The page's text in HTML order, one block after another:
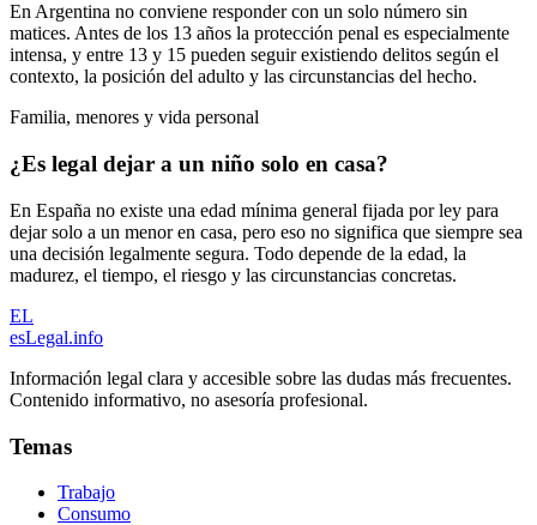
En Argentina no conviene responder con un solo número sin
matices. Antes de los 13 años la protección penal es especialmente
intensa, y entre 13 y 15 pueden seguir existiendo delitos según el
contexto, la posición del adulto y las circunstancias del hecho.
Familia, menores y vida personal
¿Es legal dejar a un niño solo en casa?
En España no existe una edad mínima general fijada por ley para
dejar solo a un menor en casa, pero eso no significa que siempre sea
una decisión legalmente segura. Todo depende de la edad, la
madurez, el tiempo, el riesgo y las circunstancias concretas.
EL
esLegal.info
Información legal clara y accesible sobre las dudas más frecuentes.
Contenido informativo, no asesoría profesional.
Temas
Trabajo
Consumo